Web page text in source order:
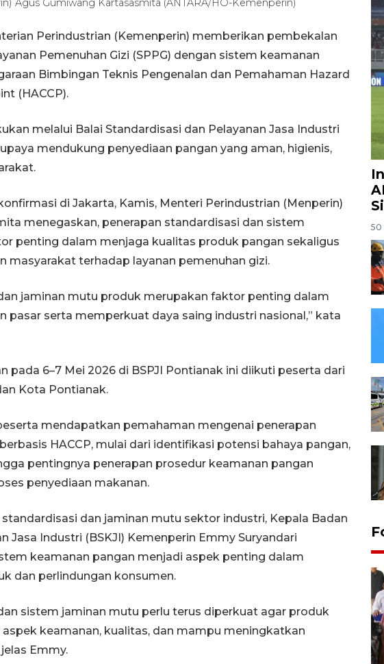
Agus Gumiwang Kartasasmita (ANTARA/HO-Kemenperin)
Perindustrian (Kemenperin) memberikan pembekalan
Pemenuhan Gizi (SPPG) dengan sistem keamanan
Bimbingan Teknis Pengenalan dan Pemahaman Hazard
(HACCP).
melalui Balai Standardisasi dan Pelayanan Jasa Industri
mendukung penyediaan pangan yang aman, higienis,
di Jakarta, Kamis, Menteri Perindustrian (Menperin)
menegaskan, penerapan standardisasi dan sistem
penting dalam menjaga kualitas produk pangan sekaligus
masyarakat terhadap layanan pemenuhan gizi.
jaminan mutu produk merupakan faktor penting dalam
pasar serta memperkuat daya saing industri nasional,” kata
pada 6–7 Mei 2026 di BSPJI Pontianak ini diikuti peserta dari
Kota Pontianak.
mendapatkan pemahaman mengenai penerapan
HACCP, mulai dari identifikasi potensi bahaya pangan,
pentingnya penerapan prosedur keamanan pangan
penyediaan makanan.
dan jaminan mutu sektor industri, Kepala Badan
Jasa Industri (BSKJI) Kemenperin Emmy Suryandari
keamanan pangan menjadi aspek penting dalam
dan perlindungan konsumen.
sistem jaminan mutu perlu terus diperkuat agar produk
keamanan, kualitas, dan mampu meningkatkan
Emmy.
50